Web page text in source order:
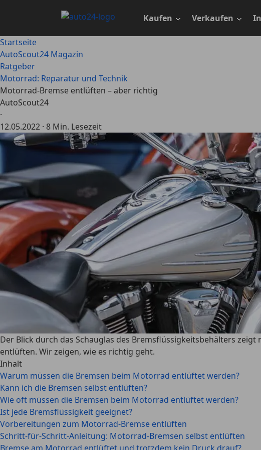
Kaufen Verkaufen
Startseite
AutoScout24 Magazin
Ratgeber
Motorrad: Reparatur und Technik
Motorrad-Bremse entlüften – aber richtig
AutoScout24
·
12.05.2022 · 8 Min. Lesezeit
Der Blick durch das Schauglas des Bremsflüssigkeitsbehälters
entlüften. Wir zeigen, wie es richtig geht.
Inhalt
Warum müssen die Bremsen beim Motorrad entlüftet werden?
Kann ich die Bremsen selbst entlüften?
Wie oft müssen die Bremsen beim Motorrad entlüftet werden?
Ist jede Bremsflüssigkeit geeignet?
Vorbereitungen zum Motorrad-Bremse entlüften
Schritt-für-Schritt-Anleitung: Motorrad-Bremsen selbst entlüften